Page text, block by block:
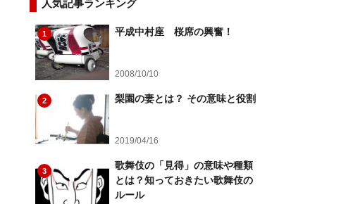
人気記事ランキング
1 平成中村座 桜席の興奮！
2008/10/10
2 梨園の妻とは？ その意味と役割
2019/04/16
3
歌舞伎の「見得」の意味や種類
とは？知っておきたい歌舞伎の
ルール